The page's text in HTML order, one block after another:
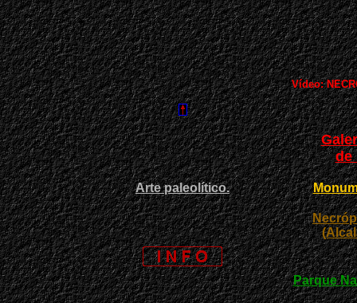
.
Vídeo:
de
Arte paleolítico.
Parque